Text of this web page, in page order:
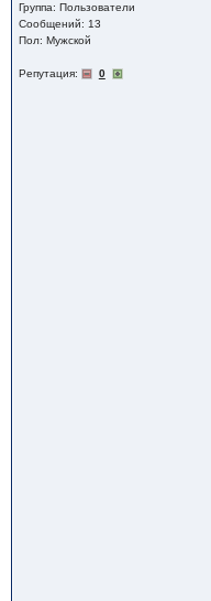
Группа: Пользователи
Сообщений: 13
Пол: Мужской
Репутация: 0